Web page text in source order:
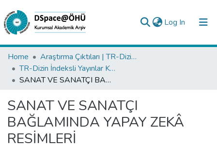
Log In (current)
Collections
All of DSpace
Analyze
Request/Question
Home
Araştırma Çıktıları | TR-Dizin | WoS | Scopus | PubMed
TR-Dizin İndeksli Yayınlar Koleksiyonu
SANAT VE SANATÇI BAĞLAMINDA YAPAY ZEKÂ RESİMLERİ
SANAT VE SANATÇI
BAĞLAMINDA YAPAY ZEKÂ
RESİMLERİ